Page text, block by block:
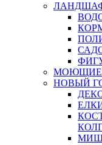
МОЮЩИЕ
НОВЫЙ